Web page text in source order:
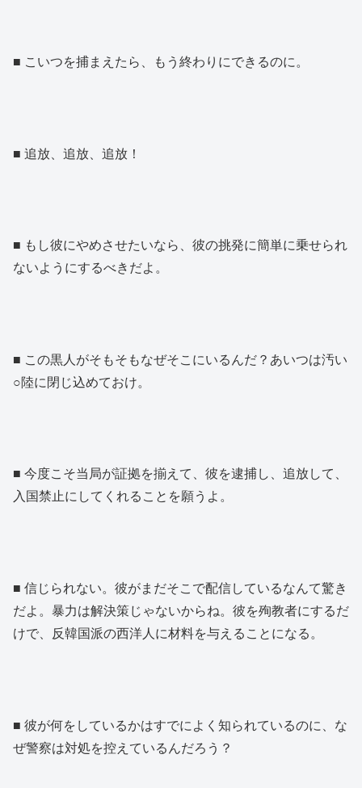
■ こいつを捕まえたら、もう終わりにできるのに。
■ 追放、追放、追放！
■ もし彼にやめさせたいなら、彼の挑発に簡単に乗せられ
ないようにするべきだよ。
■ この黒人がそもそもなぜそこにいるんだ？あいつは汚い
○陸に閉じ込めておけ。
■ 今度こそ当局が証拠を揃えて、彼を逮捕し、追放して、
入国禁止にしてくれることを願うよ。
■ 信じられない。彼がまだそこで配信しているなんて驚き
だよ。暴力は解決策じゃないからね。彼を殉教者にするだ
けで、反韓国派の西洋人に材料を与えることになる。
■ 彼が何をしているかはすでによく知られているのに、な
ぜ警察は対処を控えているんだろう？